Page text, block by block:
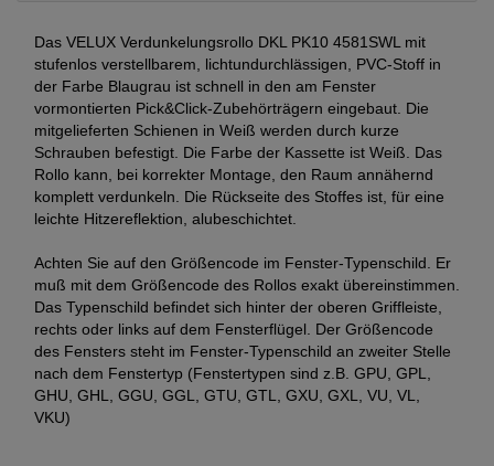
Das VELUX Verdunkelungsrollo DKL PK10 4581SWL mit
stufenlos verstellbarem, lichtundurchlässigen, PVC-Stoff in
der Farbe Blaugrau ist schnell in den am Fenster
vormontierten Pick&Click-Zubehörträgern eingebaut. Die
mitgelieferten Schienen in Weiß werden durch kurze
Schrauben befestigt. Die Farbe der Kassette ist Weiß. Das
Rollo kann, bei korrekter Montage, den Raum annähernd
komplett verdunkeln. Die Rückseite des Stoffes ist, für eine
leichte Hitzereflektion, alubeschichtet.
Achten Sie auf den Größencode im Fenster-Typenschild. Er
muß mit dem Größencode des Rollos exakt übereinstimmen.
Das Typenschild befindet sich hinter der oberen Griffleiste,
rechts oder links auf dem Fensterflügel. Der Größencode
des Fensters steht im Fenster-Typenschild an zweiter Stelle
nach dem Fenstertyp (Fenstertypen sind z.B. GPU, GPL,
GHU, GHL, GGU, GGL, GTU, GTL, GXU, GXL, VU, VL,
VKU)